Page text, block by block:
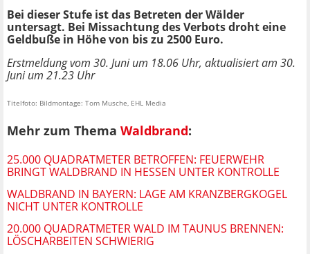
Bei dieser Stufe ist das Betreten der Wälder
untersagt. Bei Missachtung des Verbots droht eine
Geldbuße in Höhe von bis zu 2500 Euro.
Erstmeldung vom 30. Juni um 18.06 Uhr, aktualisiert am 30.
Juni um 21.23 Uhr
Titelfoto: Bildmontage: Tom Musche, EHL Media
Mehr zum Thema Waldbrand:
25.000 QUADRATMETER BETROFFEN: FEUERWEHR
BRINGT WALDBRAND IN HESSEN UNTER KONTROLLE
WALDBRAND IN BAYERN: LAGE AM KRANZBERGKOGEL
NICHT UNTER KONTROLLE
20.000 QUADRATMETER WALD IM TAUNUS BRENNEN:
LÖSCHARBEITEN SCHWIERIG